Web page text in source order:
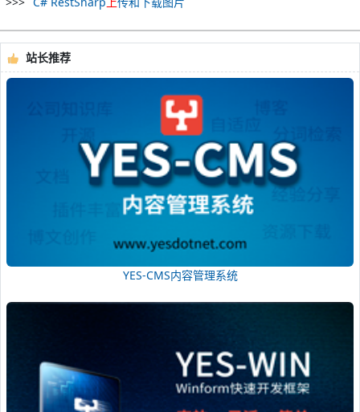
站长推荐
YES-CMS内容管理系统